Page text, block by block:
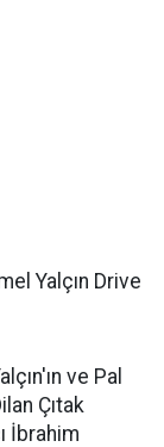
Yalçın Drive
ve Pal
Çıtak
İbrahim